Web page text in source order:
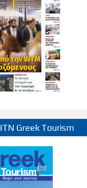
ITN Greek Tourism